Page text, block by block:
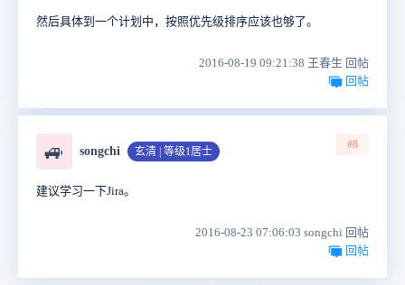
然后具体到一个计划中，按照优先级排序应该也够了。
2016-08-19 09:21:38 王春生 回帖
回帖
🚙 songchi 玄清 | 等级1居士
#8
建议学习一下Jira。
2016-08-23 07:06:03 songchi 回帖
回帖